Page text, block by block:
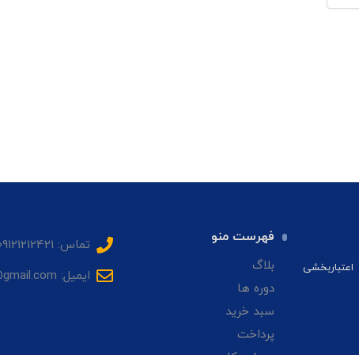
فهرست منو
بلاگ
دوره ها
سبد خرید
پرداخت
تماس: 09121212421
ایمیل: sadrhmg@gmail.com